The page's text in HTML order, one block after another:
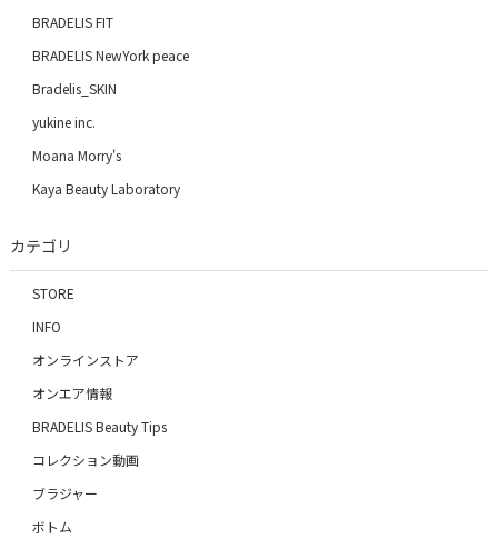
BRADELIS FIT
BRADELIS NewYork peace
Bradelis_SKIN
yukine inc.
Moana Morry's
Kaya Beauty Laboratory
カテゴリ
STORE
INFO
オンラインストア
オンエア情報
BRADELIS Beauty Tips
コレクション動画
ブラジャー
ボトム